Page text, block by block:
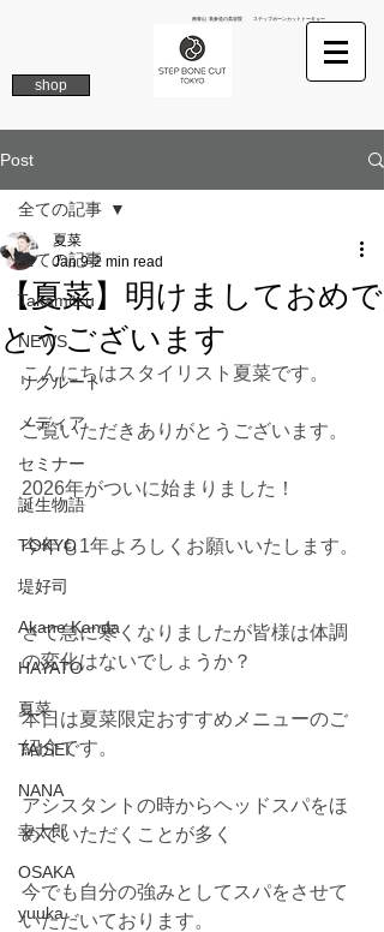
南青山 表参道の美容院 ステップボーンカットトーキョー
shop
Post
全ての記事
Takamitsu
NEWS
リクルート
メディア
セミナー
誕生物語
TOKYO
堤好司
Akane Kanda
HAYATO
夏菜
TAISEI
NANA
幸太郎
OSAKA
yuuka
全ての記事
【夏菜】明けましておめで
とうございます
夏菜
Jan 9 2 min read
こんにちはスタイリスト夏菜です。
ご覧いただきありがとうございます。
2026年がついに始まりました！
今年も1年よろしくお願いいたします。
さて急に寒くなりましたが皆様は体調
の変化はないでしょうか？
本日は夏菜限定おすすめメニューのご
紹介です。
アシスタントの時からヘッドスパをほ
めていただくことが多く
今でも自分の強みとしてスパをさせて
いただいております。